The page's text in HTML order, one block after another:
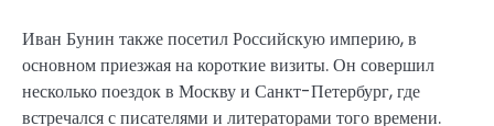
Иван Бунин также посетил Российскую империю, в
основном приезжая на короткие визиты. Он совершил
несколько поездок в Москву и Санкт-Петербург, где
встречался с писателями и литераторами того времени.